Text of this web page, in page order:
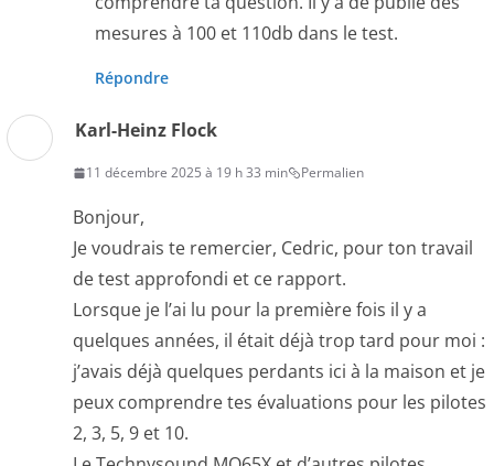
mesures à 100 et 110db dans le test.
Répondre
Karl-Heinz Flock
11 décembre 2025 à 19 h 33 min Permalien
Bonjour,
Je voudrais te remercier, Cedric, pour ton travail
de test approfondi et ce rapport.
Lorsque je l’ai lu pour la première fois il y a
quelques années, il était déjà trop tard pour moi :
j’avais déjà quelques perdants ici à la maison et je
peux comprendre tes évaluations pour les pilotes
2, 3, 5, 9 et 10.